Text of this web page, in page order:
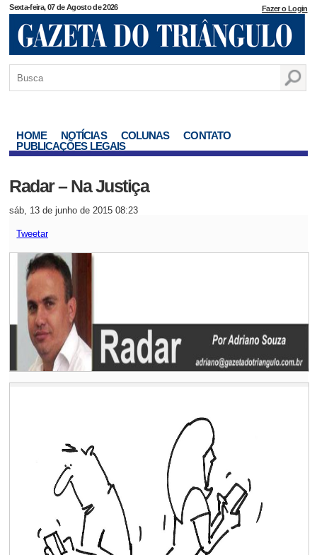
Sexta-feira, 07 de Agosto de 2026 Fazer o Login
HOME NOTÍCIAS COLUNAS
CONTATO
PUBLICAÇÕES LEGAIS
Radar – Na Justiça
sáb, 13 de junho de 2015 08:23
Tweetar